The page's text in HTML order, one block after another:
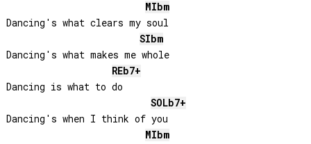
MIbm
Dancing's what clears my soul
SIbm
Dancing's what makes me whole
REb7+
Dancing is what to do
SOLb7+
Dancing's when I think of you
MIbm